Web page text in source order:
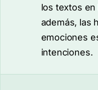
los textos
además, las
emociones
intenciones.